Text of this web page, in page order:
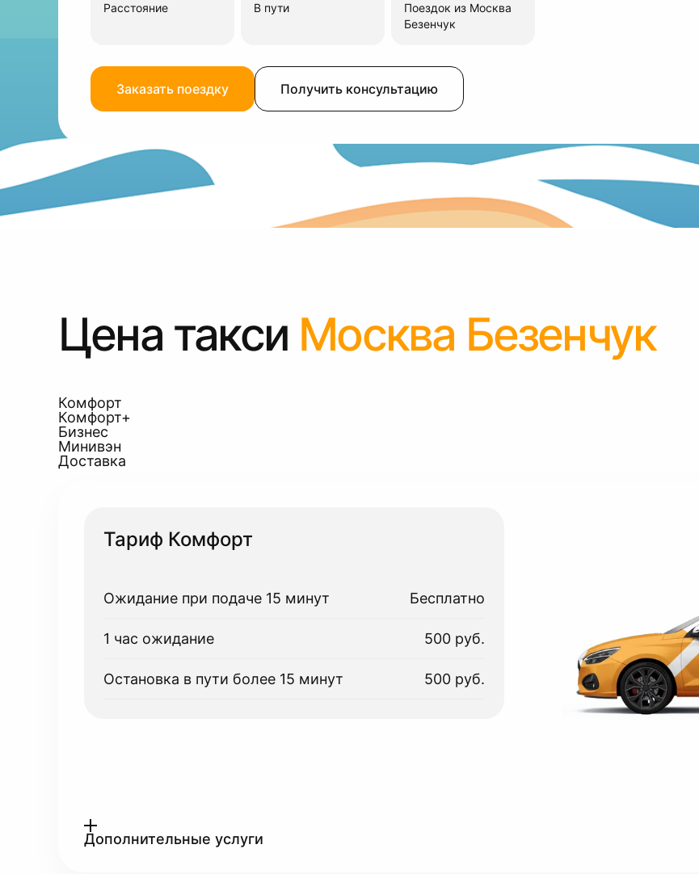
Расстояние В пути
Поездок из Москва
Безенчук
Заказать поездку Получить консультацию
Цена такси Москва Безенчук
Комфорт
Комфорт+
Бизнес
Минивэн
Доставка
Тариф Комфорт
Ожидание при подаче 15 минут Бесплатно
1 час ожидание 500 руб.
Остановка в пути более 15 минут 500 руб.
Дополнительные услуги